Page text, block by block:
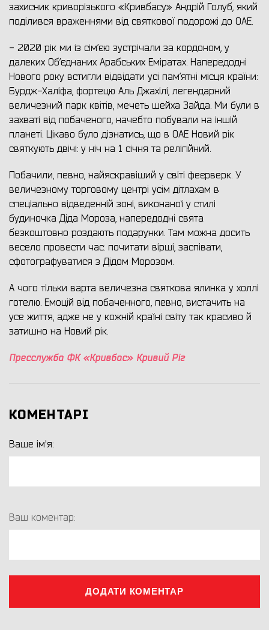
захисник криворізького «Кривбасу» Андрій Голуб, який
поділився враженнями від святкової подорожі до ОАЕ.
- 2020 рік ми із сім’єю зустрічали за кордоном, у
далеких Об’єднаних Арабських Еміратах. Напередодні
Нового року встигли відвідати усі пам’ятні місця країни:
Бурдж-Халіфа, фортецю Аль Джахілі, легендарний
величезний парк квітів, мечеть шейха Зайда. Ми були в
захваті від побаченого, начебто побували на іншій
планеті. Цікаво було дізнатись, що в ОАЕ Новий рік
святкують двічі: у ніч на 1 січня та релігійний.
Побачили, певно, найяскравіший у світі феєрверк. У
величезному торговому центрі усім дітлахам в
спеціально відведенній зоні, виконаної у стилі
будиночка Діда Мороза, напередодні свята
безкоштовно роздають подарунки. Там можна досить
весело провести час: почитати вірші, заспівати,
сфотографуватися з Дідом Морозом.
А чого тільки варта величезна святкова ялинка у холлі
готелю. Емоцій від побаченного, певно, вистачить на
усе життя, адже не у кожній країні світу так красиво й
затишно на Новий рік.
Пресслужба ФК «Кривбас» Кривий Ріг
КОМЕНТАРІ
Ваше ім'я:
Ваш коментар:
ДОДАТИ КОМЕНТАР